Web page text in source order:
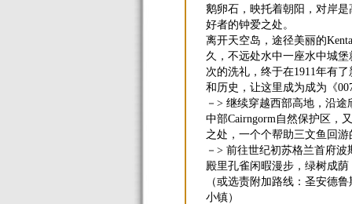
鹅卵石，映托着朝阳，对岸
好者的钟爱之处。
离开天空岛，途径美丽的
久，不远处水中一座水中城
次的洗礼，终于在1911年有
和历史，让这里成为成为《
－> 继续穿越西部高地，沿途
中部Cairngorm自然保护区，
之处，一个个帮助三文鱼回
－> 前往世纪初苏格兰首府
殿里孔雀闲暇漫步，绿树成
（或选责附加路线：圣安德
小镇）